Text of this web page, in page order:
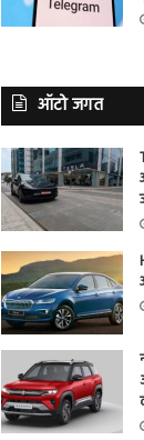
ऑटो जगत